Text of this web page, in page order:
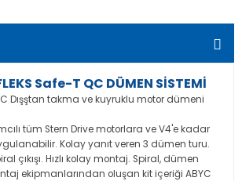
Safe-T QC DÜMEN SİSTEMİ
Dışştan takma ve kuyruklu motor dümeni
tüm Stern Drive motorlara ve V4'e kadar
Kolay yanıt veren 3 dümen turu.
çıkışı. Hızlı kolay montaj. Spiral, dümen
ekipmanlarından oluşan kit içeriği ABYC